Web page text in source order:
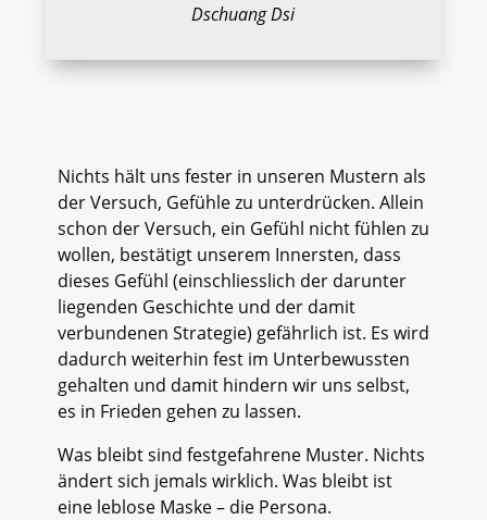
Dschuang Dsi
Nichts hält uns fester in unseren Mustern als
der Versuch, Gefühle zu unterdrücken. Allein
schon der Versuch, ein Gefühl nicht fühlen zu
wollen, bestätigt unserem Innersten, dass
dieses Gefühl (einschliesslich der darunter
liegenden Geschichte und der damit
verbundenen Strategie) gefährlich ist. Es wird
dadurch weiterhin fest im Unterbewussten
gehalten und damit hindern wir uns selbst,
es in Frieden gehen zu lassen.
Was bleibt sind festgefahrene Muster. Nichts
ändert sich jemals wirklich. Was bleibt ist
eine leblose Maske – die Persona.